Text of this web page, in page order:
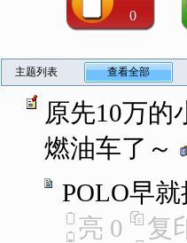
0
主题列表 查看全部
原先10万的
燃油车了～
POLO早就
亮 0 复